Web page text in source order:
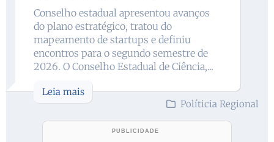
Conselho estadual apresentou avanços
do plano estratégico, tratou do
mapeamento de startups e definiu
encontros para o segundo semestre de
2026. O Conselho Estadual de Ciência,...
Leia mais
Políticia Regional